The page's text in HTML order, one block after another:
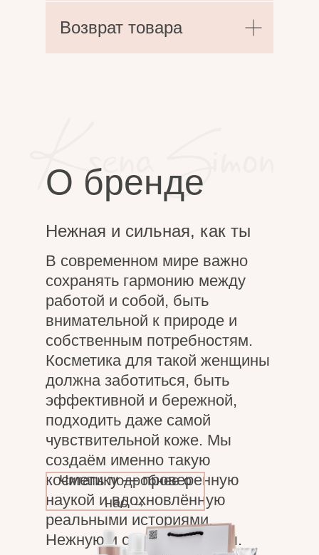
Возврат товара
О бренде
Нежная и сильная, как ты
В современном мире важно
сохранять гармонию между
работой и собой, быть
внимательной к природе и
собственным потребностям.
Косметика для такой женщины
должна заботиться, быть
эффективной и бережной,
подходить даже самой
чувствительной коже. Мы
создаём именно такую
косметику — проверенную
наукой и вдохновлённую
реальными историями.
Нежную и сильную, как ты.
Читать подробнее о
нас →